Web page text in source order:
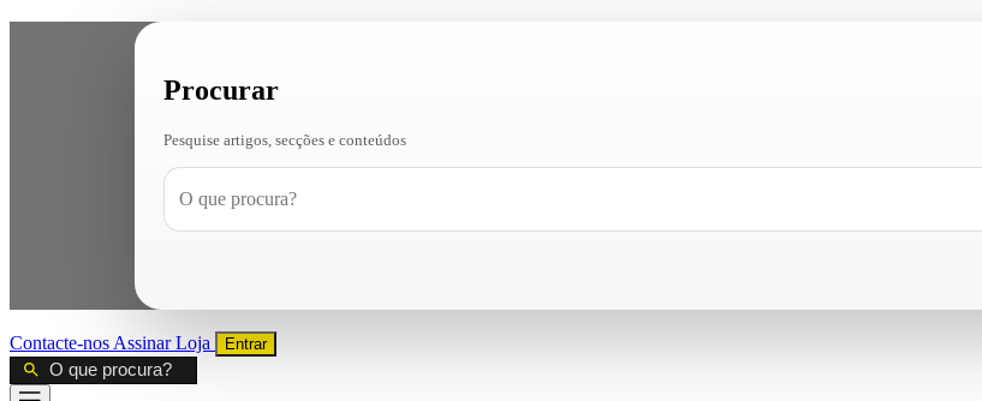
Procurar
Pesquise artigos, secções e conteúdos
Contacte-nos AssinarLoja Entrar